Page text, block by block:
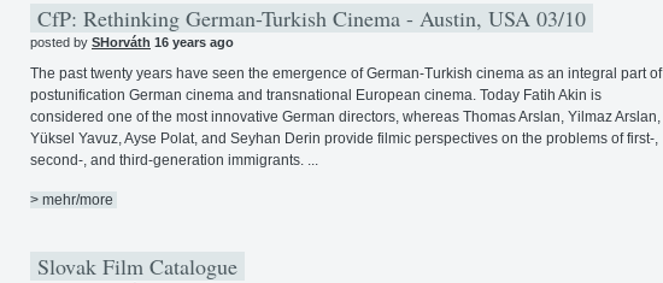
CfP: Rethinking German-Turkish Cinema - Austin, USA 03/10
posted by SHorváth 16 years ago
The past twenty years have seen the emergence of German-Turkish cinema as an integral part of
postunification German cinema and transnational European cinema. Today Fatih Akin is
considered one of the most innovative German directors, whereas Thomas Arslan, Yilmaz Arslan,
Yüksel Yavuz, Ayse Polat, and Seyhan Derin provide filmic perspectives on the problems of first-,
second-, and third-generation immigrants. ...
> mehr/more
Slovak Film Catalogue